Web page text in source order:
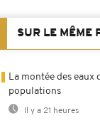
SUR LE MÊME
La montée des eaux
populations
Il y a 21 heures